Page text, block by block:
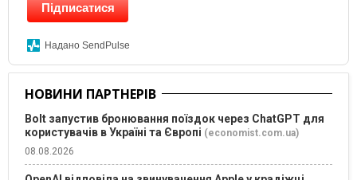
Підписатися
Надано SendPulse
НОВИНИ ПАРТНЕРІВ
Bolt запустив бронювання поїздок через ChatGPT для
користувачів в Україні та Європі (economist.com.ua)
08.08.2026